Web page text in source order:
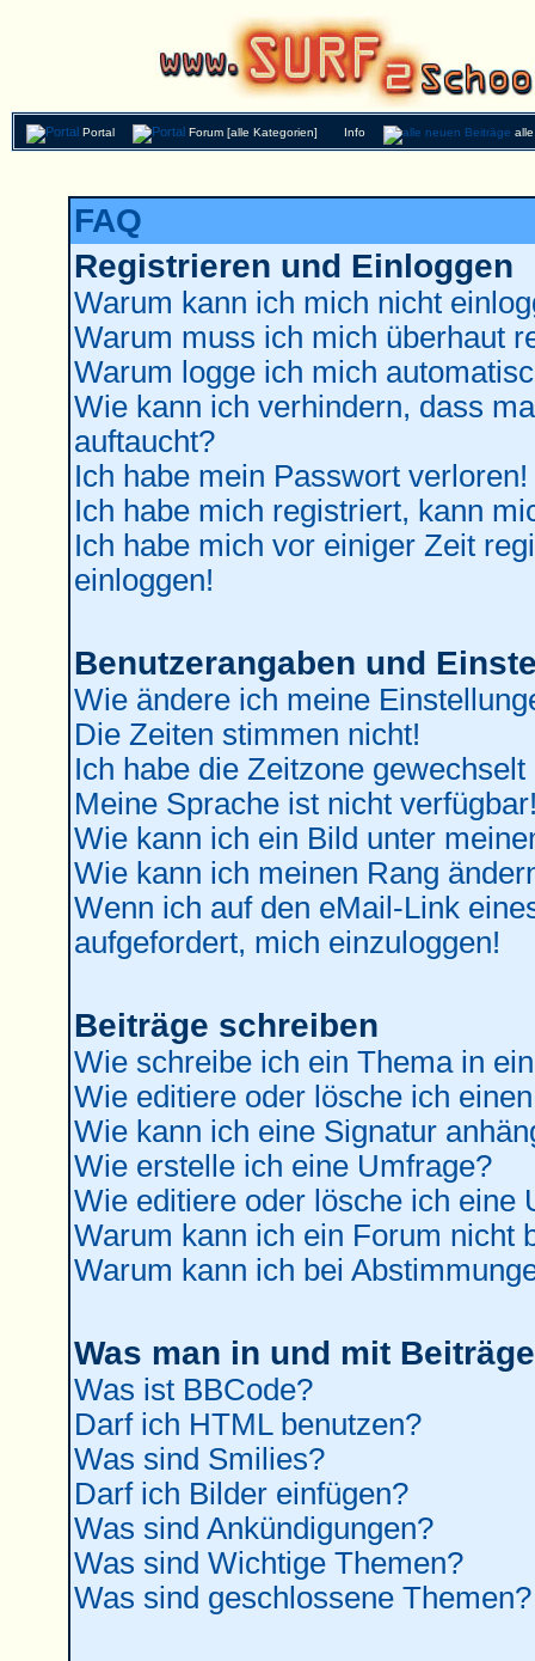
Portal Forum [alle Kategorien] Info
FAQ
Registrieren und Einloggen
Warum kann ich mich nicht
Warum muss ich mich überhaut
Warum logge ich mich
Wie kann ich verhindern, dass
auftaucht?
Ich habe mein Passwort verloren!
Ich habe mich registriert, kann
Ich habe mich vor einiger Zeit
einloggen!
Benutzerangaben und
Wie ändere ich meine
Die Zeiten stimmen nicht!
Ich habe die Zeitzone
Meine Sprache ist nicht
Wie kann ich ein Bild unter
Wie kann ich meinen Rang
Wenn ich auf den eMail-Link
aufgefordert, mich einzuloggen!
Beiträge schreiben
Wie schreibe ich ein Thema in
Wie editiere oder lösche ich
Wie kann ich eine Signatur
Wie erstelle ich eine Umfrage?
Wie editiere oder lösche ich eine
Warum kann ich ein Forum nicht
Warum kann ich bei
Was man in und mit
Was ist BBCode?
Darf ich HTML benutzen?
Was sind Smilies?
Darf ich Bilder einfügen?
Was sind Ankündigungen?
Was sind Wichtige Themen?
Was sind geschlossene Themen?